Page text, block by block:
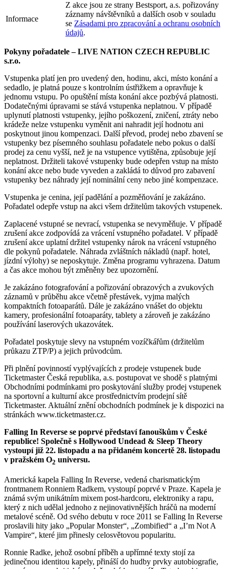
Informace
Z akce jsou ze strany Bestsport, a.s. pořizovány
záznamy návštěvníků a dalších osob v souladu
se Zásadami pro zpracování a ochranu osobních
údajů.
Pokyny pořadatele – LIVE NATION CZECH REPUBLIC
s.r.o.
Vstupenka platí jen pro uvedený den, hodinu, akci, místo konání a
sedadlo, je platná pouze s kontrolním ústřižkem a opravňuje k
jednomu vstupu. Po opuštění místa konání akce pozbývá platnosti.
Dodatečnými úpravami se stává vstupenka neplatnou. V případě
uplynutí platnosti vstupenky, jejího poškození, zničení, ztráty nebo
krádeže nelze vstupenku vyměnit ani nahradit její hodnotu ani
poskytnout jinou kompenzaci. Další převod, prodej nebo zbavení se
vstupenky bez písemného souhlasu pořadatele nebo pokus o další
prodej za cenu vyšší, než je na vstupence vytištěna, způsobuje její
neplatnost. Držiteli takové vstupenky bude odepřen vstup na místo
konání akce nebo bude vyveden a zakládá to důvod pro zabavení
vstupenky bez náhrady její nominální ceny nebo jiné kompenzace.
Vstupenka je cenina, její padělání a pozměňování je zakázáno.
Pořadatel odepře vstup na akci všem držitelům takových vstupenek.
Zaplacené vstupné se nevrací, vstupenka se nevyměňuje. V případě
zrušení akce zodpovídá za vrácení vstupného pořadatel. V případě
zrušení akce uplatní držitel vstupenky nárok na vrácení vstupného
dle pokynů pořadatele. Náhrada zvláštních nákladů (např. hotel,
jízdní výlohy) se neposkytuje. Změna programu vyhrazena. Datum
a čas akce mohou být změněny bez upozornění.
Je zakázáno fotografování a pořizování obrazových a zvukových
záznamů v průběhu akce včetně přestávek, vyjma malých
kompaktních fotoaparátů. Dále je zakázáno vnášet do objektu
kamery, profesionální fotoaparáty, tablety a zároveň je zakázáno
používání laserových ukazovátek.
Pořadatel poskytuje slevy na vstupném vozíčkářům (držitelům
průkazu ZTP/P) a jejich průvodcům.
Při plnění povinností vyplývajících z prodeje vstupenek bude
Ticketmaster Česká republika, a.s. postupovat ve shodě s platnými
Obchodními podmínkami pro poskytování služby prodej vstupenek
na sportovní a kulturní akce prostřednictvím prodejní sítě
Ticketmaster. Aktuální znění obchodních podmínek je k dispozici na
stránkách www.ticketmaster.cz.
Falling In Reverse se poprvé představí fanouškům v České
republice! Společně s Hollywood Undead & Sleep Theory
vystoupí již 22. listopadu a na přidaném koncertě 28. listopadu
v pražském O2 universu.
Americká kapela Falling In Reverse, vedená charismatickým
frontmanem Ronniem Radkem, vystoupí poprvé v Praze. Kapela je
známá svým unikátním mixem post-hardcoru, elektroniky a rapu,
který z nich udělal jednoho z nejinovativnějších hráčů na moderní
metalové scéně. Od svého debutu v roce 2011 se Falling In Reverse
proslavili hity jako „Popular Monster“, „Zombified“ a „I’m Not A
Vampire“, které jim přinesly celosvětovou popularitu.
Ronnie Radke, jehož osobní příběh a upřímné texty stojí za
jedinečnou identitou kapely, přináší do hudby prvky autobiografie,